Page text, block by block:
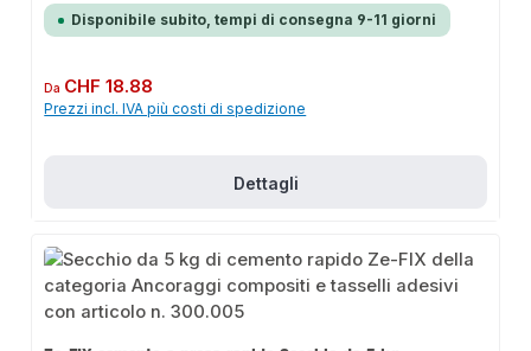
Disponibile subito, tempi di consegna 9-11 giorni
Prezzo normale:
Da CHF 18.88
Prezzi incl. IVA più costi di spedizione
Dettagli